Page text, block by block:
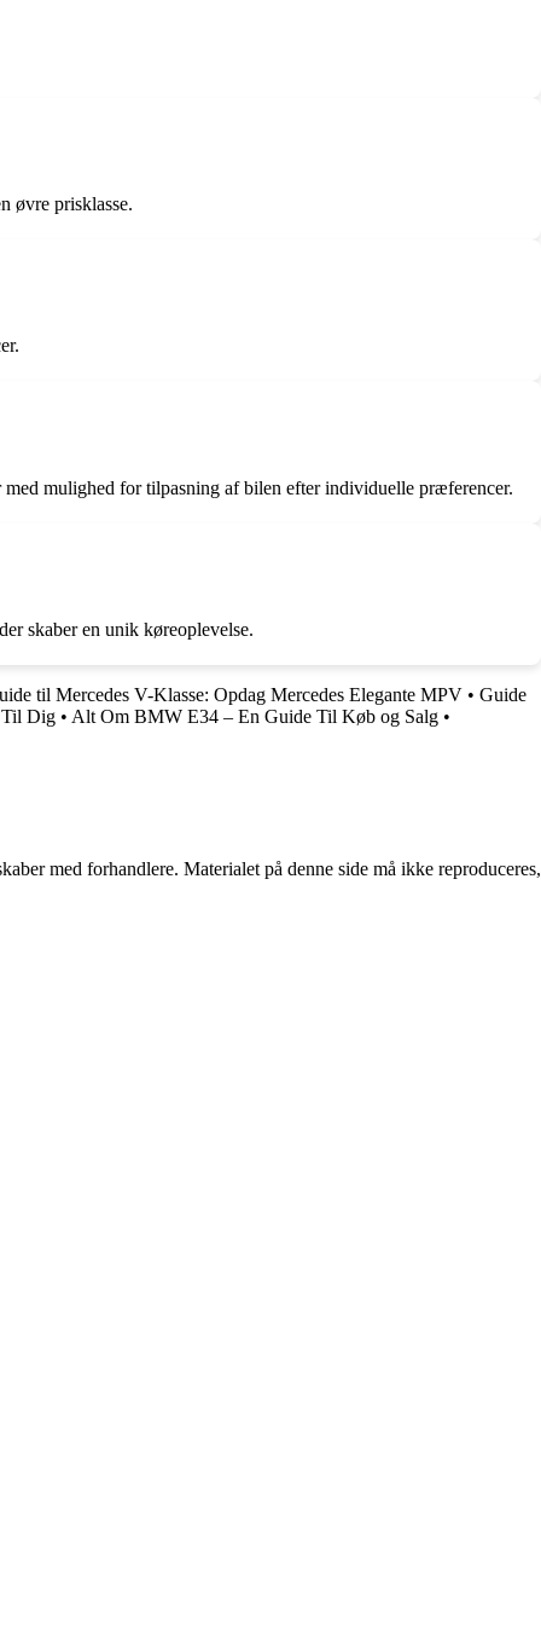
øvre prisklasse.
mulighed for tilpasning af bilen efter individuelle præferencer.
skaber en unik køreoplevelse.
til Mercedes V-Klasse: Opdag Mercedes Elegante MPV • Guide
Til Dig • Alt Om BMW E34 – En Guide Til Køb og Salg •
med forhandlere. Materialet på denne side må ikke reproduceres,